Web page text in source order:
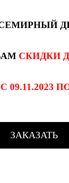
СКИДКИ
С 09.11.2023
ЗАКАЗАТЬ